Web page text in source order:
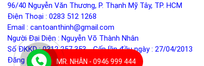
96/40 Nguyễn Văn Thương, P. Thạnh Mỹ Tây, TP. HCM
Điện Thoại : 0283 512 1268
Email : cantoanthinh@gmail.com
Người Đại Diện : Nguyễn Võ Thành Nhân
Số ĐKKD : 0312 257 353 - Cấp lần đầu ngày : 27/04/2013
Đăng ký thay đổi lần 5 ngày 05/12/2024
MR. NHÂN - 0946 999 444